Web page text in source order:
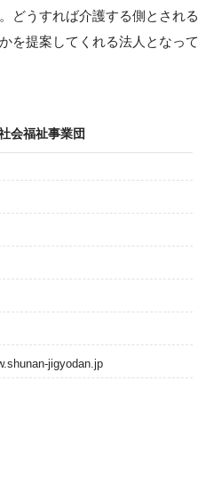
どうすれば介護する側とされる
を提案してくれる法人となって
会福祉事業団
jigyodan.jp